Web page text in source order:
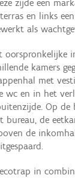
zijde een
en links
als
oorspronkelijke
kamers
met
wc en in het
Op de
bureau, de
de
in